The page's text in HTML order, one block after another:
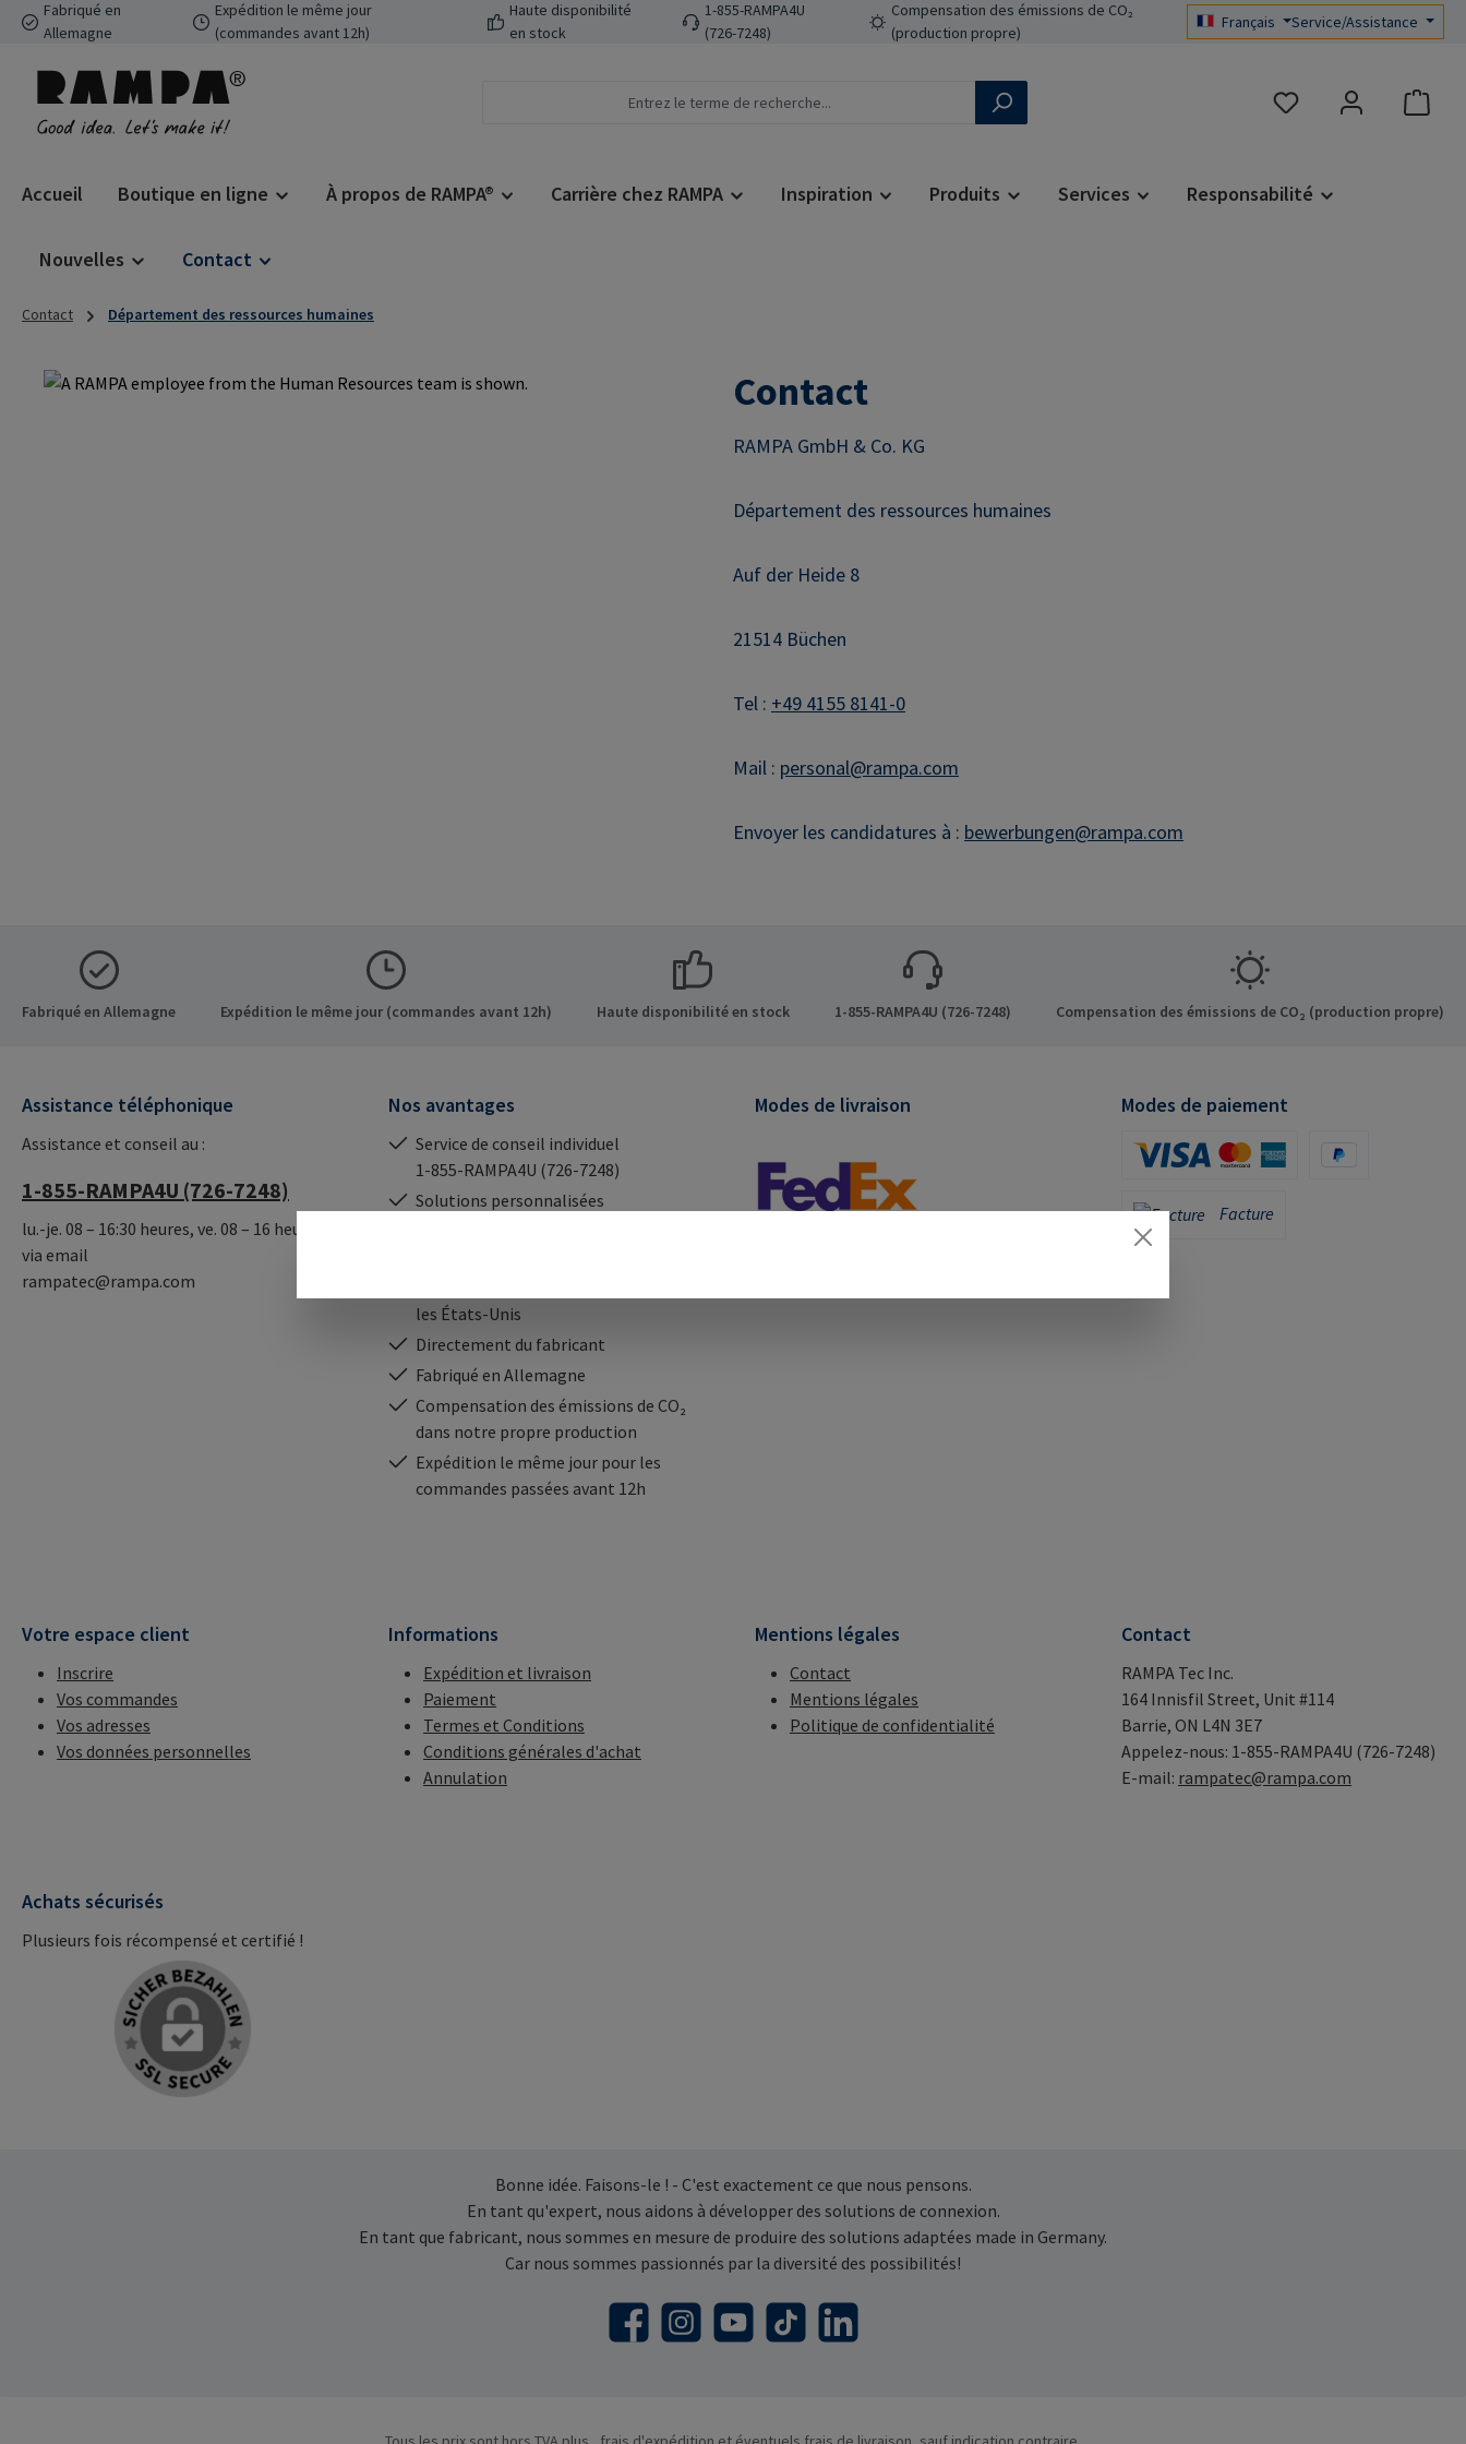
au contenu principal
Passer à la recherche
Passer à la navigation principale
Fabriqué en
Allemagne
Expédition le même jour
(commandes avant 12h)
Haute disponibilité
en stock
1-855-RAMPA4U
(726-7248)
Compensation des émissions de CO₂
(production propre)
Français Service/Assistance
Vous avez 0 articles
Accueil Boutique en ligne À propos de RAMPA® Carrière chez RAMPA Inspiration Produits Services Responsabilité
Nouvelles Contact
Contact Département des ressources humaines
Contact
RAMPA GmbH & Co. KG
Département des ressources humaines
Auf der Heide 8
21514 Büchen
Tel : +49 4155 8141-0
Mail : personal@rampa.com
Envoyer les candidatures à : bewerbungen@rampa.com
Fabriqué en Allemagne Expédition le même jour (commandes avant 12h) Haute disponibilité en stock 1-855-RAMPA4U (726-7248) Compensation des émissions de CO₂ (production propre)
Assistance téléphonique
Assistance et conseil au :
1-855-RAMPA4U (726-7248)
lu.-je. 08 – 16:30 heures, ve. 08 – 16 heures
via email
rampatec@rampa.com
Nos avantages
Service de conseil individuel
1-855-RAMPA4U (726-7248)
Solutions personnalisées
les États-Unis
Directement du fabricant
Fabriqué en Allemagne
Compensation des émissions de CO₂
dans notre propre production
Expédition le même jour pour les
commandes passées avant 12h
Modes de livraison Modes de paiement
Facture
Facture
Votre espace client
Inscrire
Vos commandes
Vos adresses
Vos données personnelles
Informations
Expédition et livraison
Paiement
Termes et Conditions
Conditions générales d'achat
Annulation
Mentions légales
Contact
Mentions légales
Politique de confidentialité
Contact
RAMPA Tec Inc.
164 Innisfil Street, Unit #114
Barrie, ON L4N 3E7
Appelez-nous: 1-855-RAMPA4U (726-7248)
E-mail: rampatec@rampa.com
Achats sécurisés
Plusieurs fois récompensé et certifié !
Bonne idée. Faisons-le ! - C'est exactement ce que nous pensons.
En tant qu'expert, nous aidons à développer des solutions de connexion.
En tant que fabricant, nous sommes en mesure de produire des solutions adaptées made in Germany.
Car nous sommes passionnés par la diversité des possibilités!
FacebookInstagramYouTubeTikTok LinkedIn